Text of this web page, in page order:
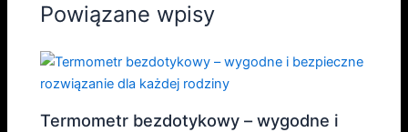
Powiązane wpisy
Termometr bezdotykowy – wygodne i